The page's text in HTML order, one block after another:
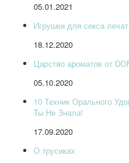
05.01.2021
Игрушки для секса
18.12.2020
Царство ароматов от
05.10.2020
10 Техник Орального
Ты Не Знала!
17.09.2020
О трусиках